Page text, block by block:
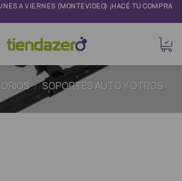
A VIERNES (MONTEVIDEO) ¡HACÉ TU COMPRA
/ SOPORTES AUTO Y OTROS